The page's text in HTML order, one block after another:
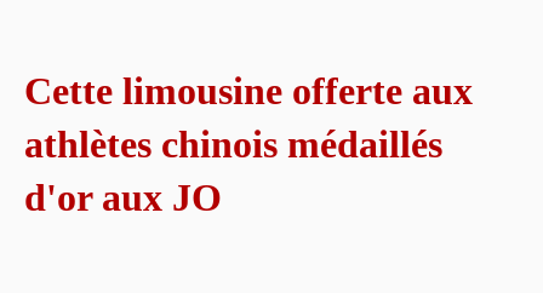
Cette limousine offerte aux
athlètes chinois médaillés
d'or aux JO